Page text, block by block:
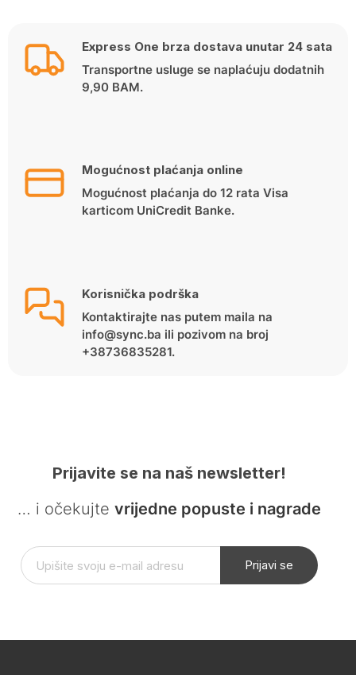
Express One brza dostava unutar 24 sata
Transportne usluge se naplaćuju dodatnih
9,90 BAM.
Mogućnost plaćanja online
Mogućnost plaćanja do 12 rata Visa
karticom UniCredit Banke.
Korisnička podrška
Kontaktirajte nas putem maila na
info@sync.ba ili pozivom na broj
+38736835281.
Prijavite se na naš newsletter!
… i očekujte vrijedne popuste i nagrade
Prijavi se